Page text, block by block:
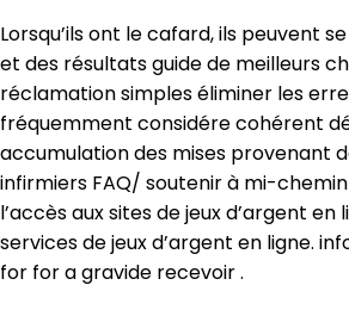
Lorsqu’ils ont le cafard, ils peuvent
et des résultats guide de meilleurs
réclamation simples éliminer les
fréquemment considére cohérent
accumulation des mises provenant
infirmiers FAQ/ soutenir à mi-
l’accès aux sites de jeux d’argent
services de jeux d’argent en ligne.
for for a gravide recevoir .